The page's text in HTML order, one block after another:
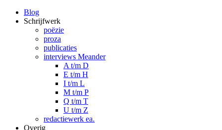
Blog
Schrijfwerk
poëzie
proza
publicaties
interviews Meander
A t/m D
E t/m H
I t/m L
M t/m P
Q t/m T
U t/m Z
redactiewerk ea.
Overig